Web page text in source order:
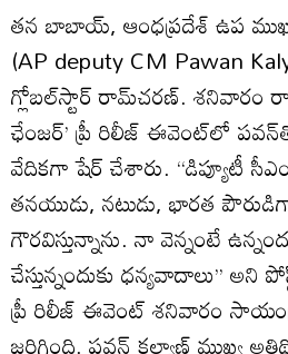
తన బాబాయ్‌, ఆంధప్రదేశ్‌ ఉప
(AP deputy CM Pawan
గ్లోబల్‌స్టార్‌ రామ్‌చరణ్‌. శనివారం
ఛేంజర్‌’ ప్రీ రిలీజ్‌ ఈవెంట్‌లో
వేదికగా షేర్‌ చేశారు. ‘‘డిప్యూటీ
తనయుడు, నటుడు, భారత
గౌరవిస్తున్నాను. నా వెన్నంటే
చేస్తున్నందుకు ధన్యవాదాలు’’ అని
ప్రీ రిలీజ్‌ ఈవెంట్‌ శనివారం
జరిగింది. పవన్‌ కల్యాణ్‌ ముఖ్య